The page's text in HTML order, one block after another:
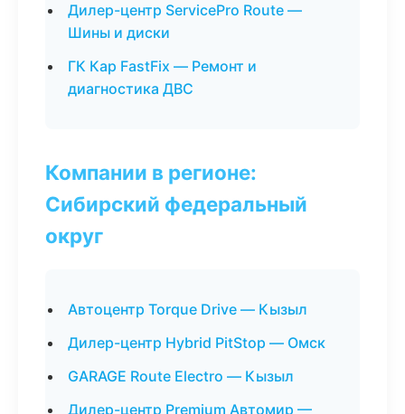
Дилер-центр ServicePro Route —
Шины и диски
ГК Кар FastFix — Ремонт и
диагностика ДВС
Компании в регионе:
Сибирский федеральный
округ
Автоцентр Torque Drive — Кызыл
Дилер-центр Hybrid PitStop — Омск
GARAGE Route Electro — Кызыл
Дилер-центр Premium Автомир —